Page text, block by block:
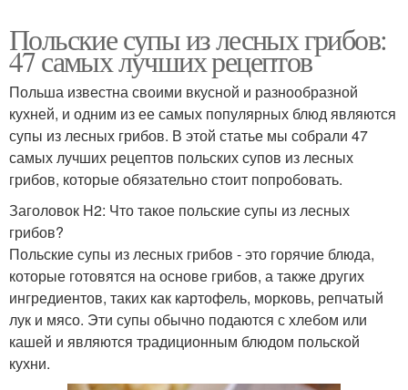
Польские супы из лесных грибов:
47 самых лучших рецептов
Польша известна своими вкусной и разнообразной
кухней, и одним из ее самых популярных блюд являются
супы из лесных грибов. В этой статье мы собрали 47
самых лучших рецептов польских супов из лесных
грибов, которые обязательно стоит попробовать.
Заголовок H2: Что такое польские супы из лесных
грибов?
Польские супы из лесных грибов - это горячие блюда,
которые готовятся на основе грибов, а также других
ингредиентов, таких как картофель, морковь, репчатый
лук и мясо. Эти супы обычно подаются с хлебом или
кашей и являются традиционным блюдом польской
кухни.